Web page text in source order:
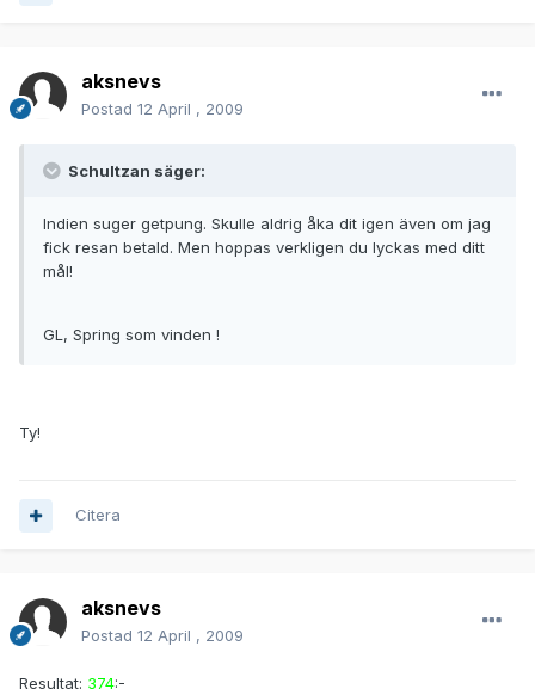
aksnevs
Postad 12 April , 2009
Schultzan säger:
Indien suger getpung. Skulle aldrig åka dit igen även om jag
fick resan betald. Men hoppas verkligen du lyckas med ditt
mål!
GL, Spring som vinden !
Ty!
Citera
aksnevs
Postad 12 April , 2009
Resultat: 374:-